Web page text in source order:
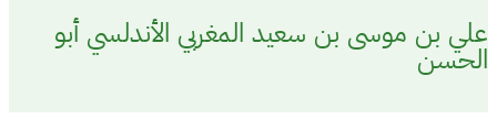
علي بن موسى بن سعيد المغربي الأندلسي أبو
الحسن